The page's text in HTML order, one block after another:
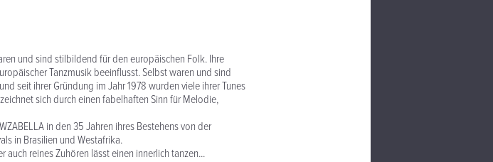
und sind stilbildend für den europäischen Folk. Ihre
Tanzmusik beeinflusst. Selbst waren und sind
seit ihrer Gründung im Jahr 1978 wurden viele ihrer Tunes
sich durch einen fabelhaften Sinn für Melodie,
in den 35 Jahren ihres Bestehens von der
in Brasilien und Westafrika.
auch reines Zuhören lässt einen innerlich tanzen...